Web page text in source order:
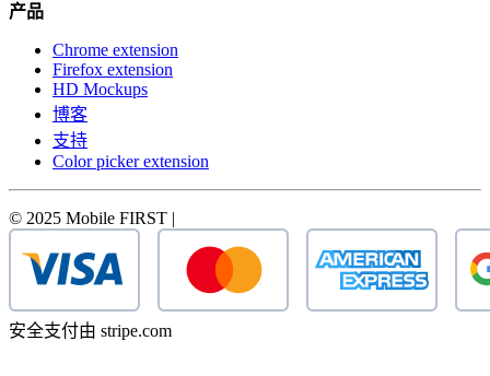
产品
Chrome extension
Firefox extension
HD Mockups
博客
支持
Color picker extension
© 2025 Mobile FIRST |
安全支付由 stripe.com